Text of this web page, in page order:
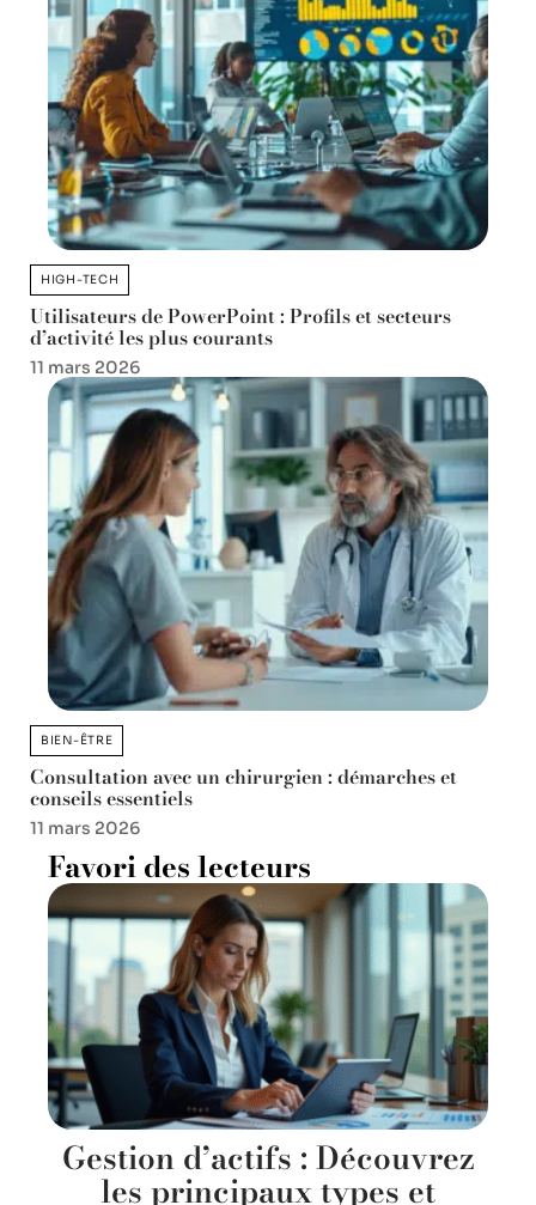
HIGH-TECH
Utilisateurs de PowerPoint : Profils et secteurs
d’activité les plus courants
11 mars 2026
BIEN-ÊTRE
Consultation avec un chirurgien : démarches et
conseils essentiels
11 mars 2026
Favori des lecteurs
Gestion d’actifs : Découvrez
les principaux types et